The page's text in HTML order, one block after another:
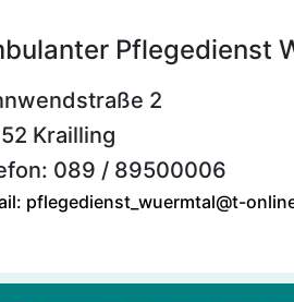
Pflegedienst
2
Krailling
089 / 89500006
pflegedienst_wuermtal@t-